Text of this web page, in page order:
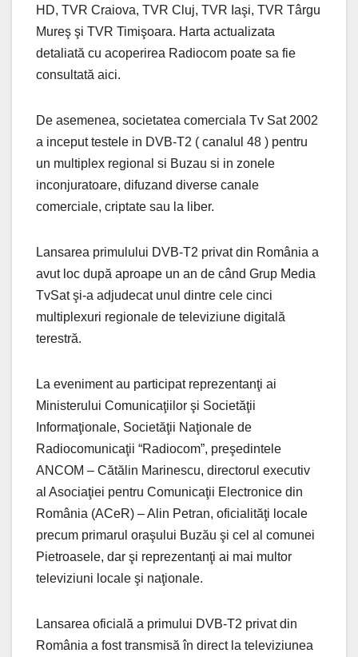
HD, TVR Craiova, TVR Cluj, TVR Iaşi, TVR Târgu
Mureş şi TVR Timişoara. Harta actualizata
detaliată cu acoperirea Radiocom poate sa fie
consultată aici.
De asemenea, societatea comerciala Tv Sat 2002
a inceput testele in DVB-T2 ( canalul 48 ) pentru
un multiplex regional si Buzau si in zonele
inconjuratoare, difuzand diverse canale
comerciale, criptate sau la liber.
Lansarea primulului DVB-T2 privat din România a
avut loc după aproape un an de când Grup Media
TvSat şi-a adjudecat unul dintre cele cinci
multiplexuri regionale de televiziune digitală
terestră.
La eveniment au participat reprezentanţi ai
Ministerului Comunicaţiilor şi Societăţii
Informaţionale, Societăţii Naţionale de
Radiocomunicaţii “Radiocom”, preşedintele
ANCOM – Cătălin Marinescu, directorul executiv
al Asociaţiei pentru Comunicaţii Electronice din
România (ACeR) – Alin Petran, oficialităţi locale
precum primarul oraşului Buzău şi cel al comunei
Pietroasele, dar şi reprezentanţi ai mai multor
televiziuni locale şi naţionale.
Lansarea oficială a primului DVB-T2 privat din
România a fost transmisă în direct la televiziunea